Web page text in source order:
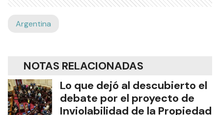
Argentina
NOTAS RELACIONADAS
Lo que dejó al descubierto el
debate por el proyecto de
Inviolabilidad de la Propiedad